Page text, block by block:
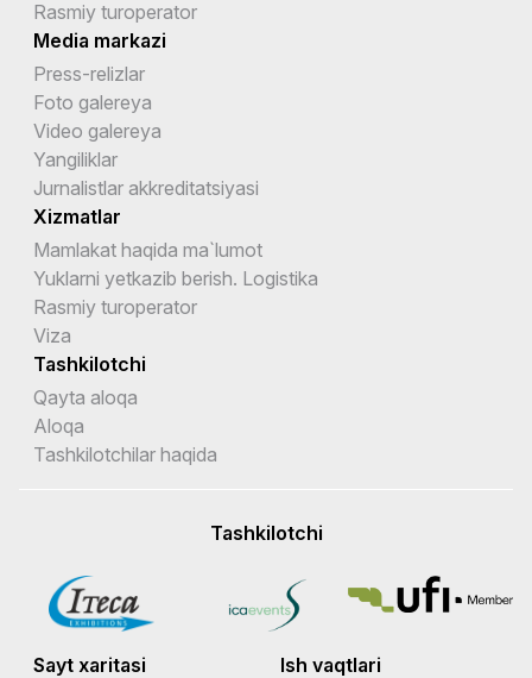
Rasmiy turoperator
Media markazi
Press-relizlar
Foto galereya
Video galereya
Yangiliklar
Jurnalistlar akkreditatsiyasi
Xizmatlar
Mamlakat haqida ma`lumot
Yuklarni yetkazib berish. Logistika
Rasmiy turoperator
Viza
Tashkilotchi
Qayta aloqa
Aloqa
Tashkilotchilar haqida
Tashkilotchi
Sayt xaritasi
Ish vaqtlari